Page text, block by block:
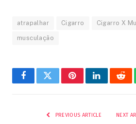
atrapalhar Cigarro Cigarro X
musculação
FacebookTwitterPinterestLinkedIn
PREVIOUS ARTICLE NEXT